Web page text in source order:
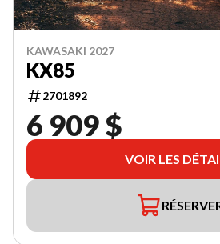
KAWASAKI 2027
KX85
2701892
6 909 $
VOIR LES